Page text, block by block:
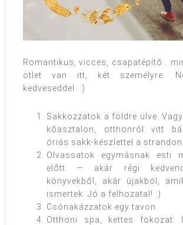
Romantikus, vicces, csapatépítő…
ötlet van itt, két személyre.
kedveseddel. :)
Sakkozzatok a földre ülve.
kőasztalon, otthonról vitt
óriás sakk-készlettel a strandon.
Olvassatok egymásnak esti
előtt — akár régi kedvenc
könyvekből, akár újakból,
ismertek. Jó a felhozatal! :)
Csónakázzatok egy tavon.
Otthoni spa, kettes fokozat: